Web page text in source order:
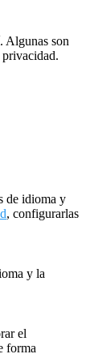
. Algunas son
privacidad.
de idioma y
, configurarlas
y la
el
forma